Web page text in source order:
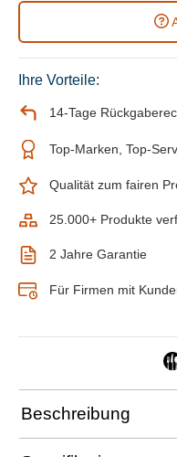
Ihre Vorteile:
14-Tage
Top-Marken, Top-
Qualität zum fairen
25.000+ Produkte
2 Jahre Garantie
Für Firmen mit
Beschreibung